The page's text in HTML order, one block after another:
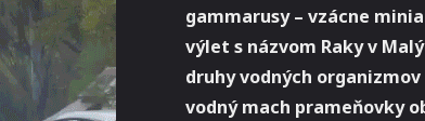
gammarusy – vzácne
výlet s názvom Raky v
druhy vodných
vodný mach prameňovky